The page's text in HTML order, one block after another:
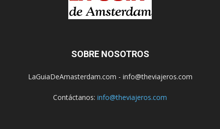
SOBRE NOSOTROS
LaGuiaDeAmasterdam.com - info@theviajeros.com
Contáctanos: info@theviajeros.com